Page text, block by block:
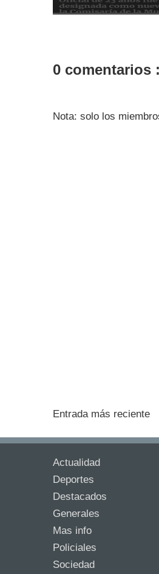
0 comentarios :
Nota: solo los
Entrada más reciente
Actualidad
Deportes
Destacados
Generales
Mas info
Policiales
Sociedad